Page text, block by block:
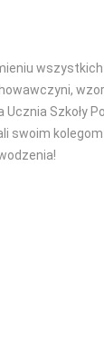
Szkoły
swoim